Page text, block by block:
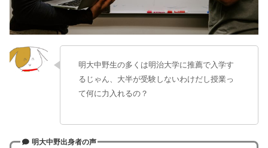
明大中野生の多くは明治大学に推薦で入学す
るじゃん、大半が受験しないわけだし授業っ
て何に力入れるの？
明大中野出身者の声